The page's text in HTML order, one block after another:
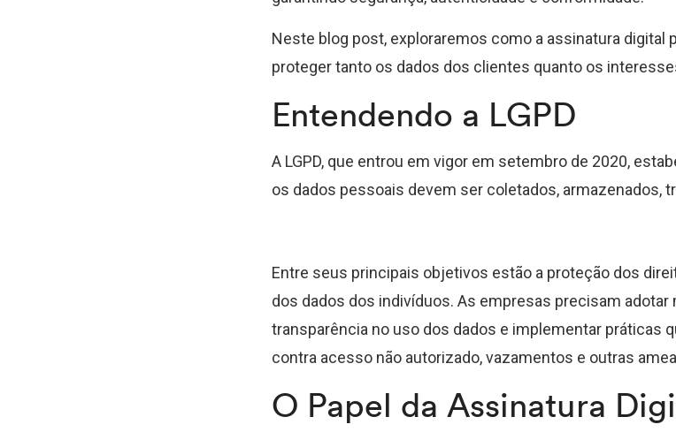
Neste blog post, exploraremos como a assinatura digital
proteger tanto os dados dos clientes quanto os
Entendendo a LGPD
A LGPD, que entrou em vigor em setembro de 2020,
os dados pessoais devem ser coletados, armazenados,
Entre seus principais objetivos estão a proteção dos
dos dados dos indivíduos. As empresas precisam adotar
transparência no uso dos dados e implementar práticas
contra acesso não autorizado, vazamentos e outras
O Papel da Assinatura